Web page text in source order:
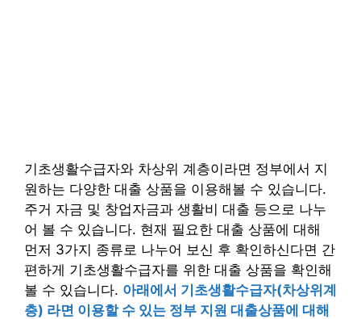
기초생활수급자와 차상위 계층이라면 정부에서 지
원하는 다양한 대출 상품을 이용해볼 수 있습니다.
주거 자금 및 창업자금과 생활비 대출 등으로 나누
어 볼 수 있습니다. 현재 필요한 대출 상품에 대해
먼저 3가지 종류로 나누어 보신 후 확인하신다면 간
편하게 기초생활수급자를 위한 대출 상품을 확인해
볼 수 있습니다. 아래에서 기초생활수급자(차상위계
층) 라면 이용할 수 있는 정부 지원 대출상품에 대해